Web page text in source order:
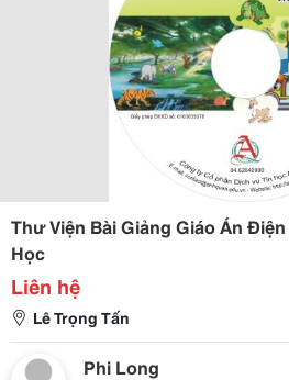
Thư Viện Bài Giảng Giáo Án
Học
Liên hệ
Lê Trọng Tấn
Phi Long